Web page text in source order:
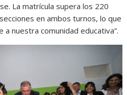
La matrícula supera los 220
en ambos turnos, lo que
nuestra comunidad educativa”.